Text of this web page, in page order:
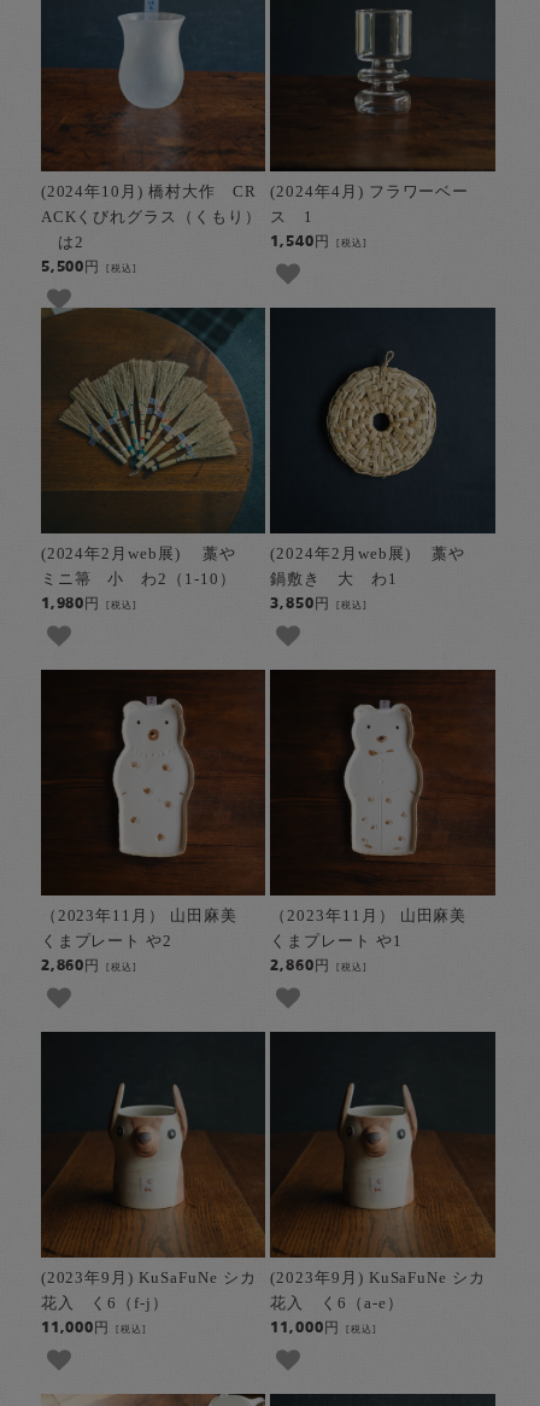
(2024年10月) 橋村大作 CR
ACKくびれグラス（くもり）
は2
5,500円[税込]
(2024年4月) フラワーベー
ス 1
1,540円 [税込]
(2024年2月web展) 藁や
ミニ箒 小 わ2（1-10）
1,980円[税込]
(2024年2月web展) 藁や
鍋敷き 大 わ1
3,850円 [税込]
（2023年11月） 山田麻美
くまプレート や2
2,860円[税込]
（2023年11月） 山田麻美
くまプレート や1
2,860円 [税込]
(2023年9月) KuSaFuNe シカ
花入 く6（f-j）
11,000円[税込]
(2023年9月) KuSaFuNe シカ
花入 く6（a-e）
11,000円 [税込]